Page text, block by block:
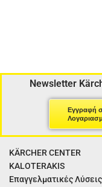
Newsletter
Εγγραφή
KÄRCHER CENTER
KALOTERAKIS
Επαγγελματικές Λύσεις